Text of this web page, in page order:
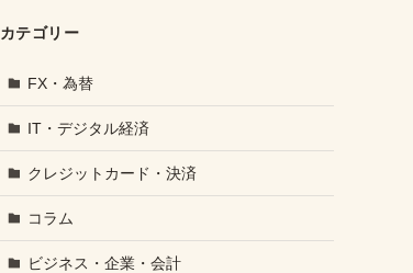
カテゴリー
FX・為替
IT・デジタル経済
クレジットカード・決済
コラム
ビジネス・企業・会計